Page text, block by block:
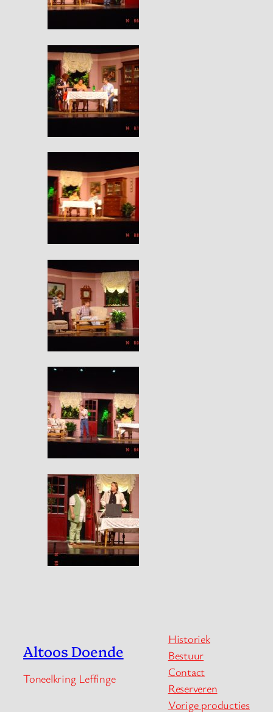
Altoos Doende
Toneelkring Leffinge
Historiek
Bestuur
Contact
Reserveren
Vorige producties